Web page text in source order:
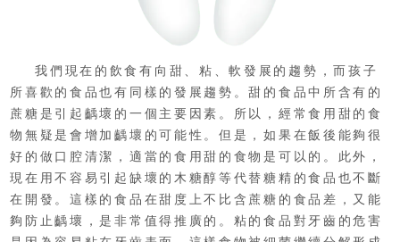
我們現在的飲食有向甜、粘、軟發展的趨勢，而孩子
所喜歡的食品也有同樣的發展趨勢。甜的食品中所含有的
蔗糖是引起齲壞的一個主要因素。所以，經常食用甜的食
物無疑是會增加齲壞的可能性。但是，如果在飯後能夠很
好的做口腔清潔，適當的食用甜的食物是可以的。此外，
現在用不容易引起缺壞的木糖醇等代替糖精的食品也不斷
在開發。這樣的食品在甜度上不比含蔗糖的食品差，又能
夠防止齲壞，是非常值得推廣的。粘的食品對牙齒的危害